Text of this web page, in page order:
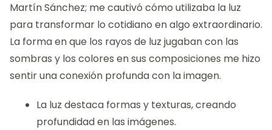
Martín Sánchez; me cautivó cómo utilizaba la luz
para transformar lo cotidiano en algo extraordinario.
La forma en que los rayos de luz jugaban con las
sombras y los colores en sus composiciones me hizo
sentir una conexión profunda con la imagen.
La luz destaca formas y texturas, creando
profundidad en las imágenes.